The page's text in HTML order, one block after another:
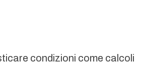
condizioni come calcoli